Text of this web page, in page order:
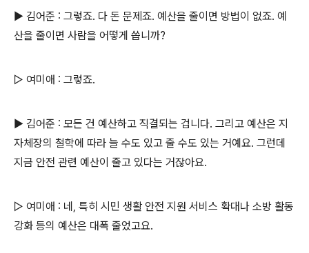
▶ 김어준 : 그렇죠. 다 돈 문제죠. 예산을 줄이면 방법이 없죠. 예
산을 줄이면 사람을 어떻게 씁니까?
▷ 여미애 : 그렇죠.
▶ 김어준 : 모든 건 예산하고 직결되는 겁니다. 그리고 예산은 지
자체장의 철학에 따라 늘 수도 있고 줄 수도 있는 거예요. 그런데
지금 안전 관련 예산이 줄고 있다는 거잖아요.
▷ 여미애 : 네, 특히 시민 생활 안전 지원 서비스 확대나 소방 활동
강화 등의 예산은 대폭 줄었고요.